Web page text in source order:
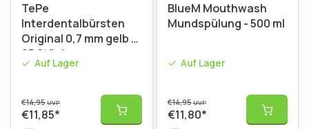
TePe
Interdentalbürsten
Original 0,7 mm gelb -
25 Stück
Auf Lager
€14,95UVP
€11,85*
BlueM Mouthwash
Mundspülung - 500 ml
Auf Lager
€14,95UVP
€11,80*